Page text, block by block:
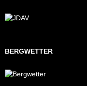
BERGWETTER